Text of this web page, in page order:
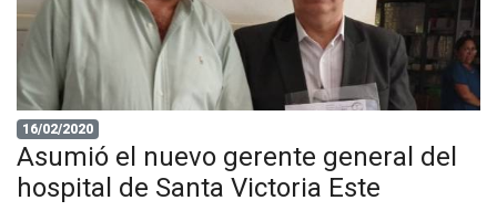
16/02/2020
Asumió el nuevo gerente general del
hospital de Santa Victoria Este